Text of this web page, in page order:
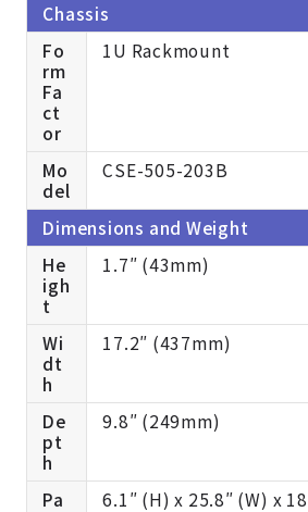
Chassis
Fo
rm
Fa
ct
or
1U Rackmount
Mo
del
CSE-505-203B
Dimensions and Weight
He
igh
t
1.7″ (43mm)
Wi
dt
h
17.2″ (437mm)
De
pt
h
9.8″ (249mm)
Pa
6.1″ (H) x 25.8″ (W) x